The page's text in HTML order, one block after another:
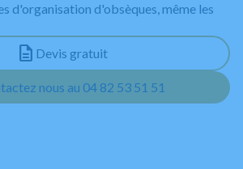
d'organisation d'obsèques, même les
Devis gratuit
nous au 04 82 53 51 51
Leaflet